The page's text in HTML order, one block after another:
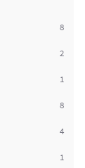
8
2
1
8
4
1